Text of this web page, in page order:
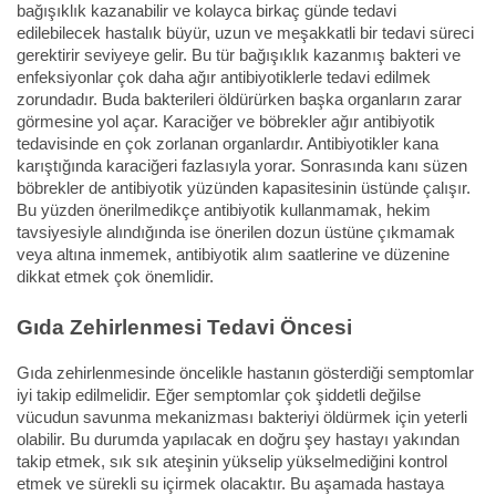
bağışıklık kazanabilir ve kolayca birkaç günde tedavi
edilebilecek hastalık büyür, uzun ve meşakkatli bir tedavi süreci
gerektirir seviyeye gelir. Bu tür bağışıklık kazanmış bakteri ve
enfeksiyonlar çok daha ağır antibiyotiklerle tedavi edilmek
zorundadır. Buda bakterileri öldürürken başka organların zarar
görmesine yol açar. Karaciğer ve böbrekler ağır antibiyotik
tedavisinde en çok zorlanan organlardır. Antibiyotikler kana
karıştığında karaciğeri fazlasıyla yorar. Sonrasında kanı süzen
böbrekler de antibiyotik yüzünden kapasitesinin üstünde çalışır.
Bu yüzden önerilmedikçe antibiyotik kullanmamak, hekim
tavsiyesiyle alındığında ise önerilen dozun üstüne çıkmamak
veya altına inmemek, antibiyotik alım saatlerine ve düzenine
dikkat etmek çok önemlidir.
Gıda Zehirlenmesi Tedavi Öncesi
Gıda zehirlenmesinde öncelikle hastanın gösterdiği semptomlar
iyi takip edilmelidir. Eğer semptomlar çok şiddetli değilse
vücudun savunma mekanizması bakteriyi öldürmek için yeterli
olabilir. Bu durumda yapılacak en doğru şey hastayı yakından
takip etmek, sık sık ateşinin yükselip yükselmediğini kontrol
etmek ve sürekli su içirmek olacaktır. Bu aşamada hastaya